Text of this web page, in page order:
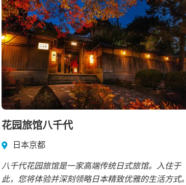
花园旅馆八千代
日本京都
八千代花园旅馆是一家高端传统日式旅馆。入住于
此，您将体验并深刻领略日本精致优雅的生活方式。